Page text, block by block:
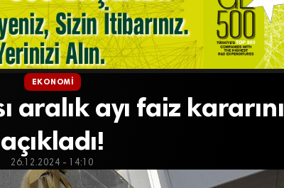
EKONOMI
aralık ayı faiz kararını
açıkladı!
26.12.2024 - 14:10